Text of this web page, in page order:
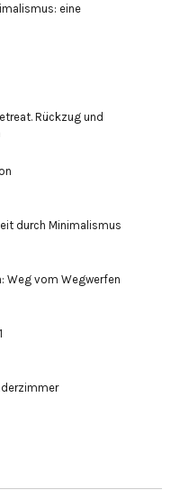
eine
Rückzug und
durch Minimalismus
Weg vom Wegwerfen